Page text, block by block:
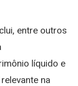
entre outros
líquido e
na